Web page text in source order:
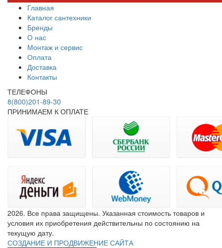
Главная
Каталог сантехники
Бренды
О нас
Монтаж и сервис
Оплата
Доставка
Контакты
ТЕЛЕФОНЫ
8(800)201-89-30
ПРИНИМАЕМ К ОПЛАТЕ
2026. Все права защищены. Указанная стоимость товаров и
условия их приобретения действительны по состоянию на
текущую дату.
СОЗДАНИЕ И ПРОДВИЖЕНИЕ САЙТА